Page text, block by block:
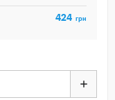
424 грн